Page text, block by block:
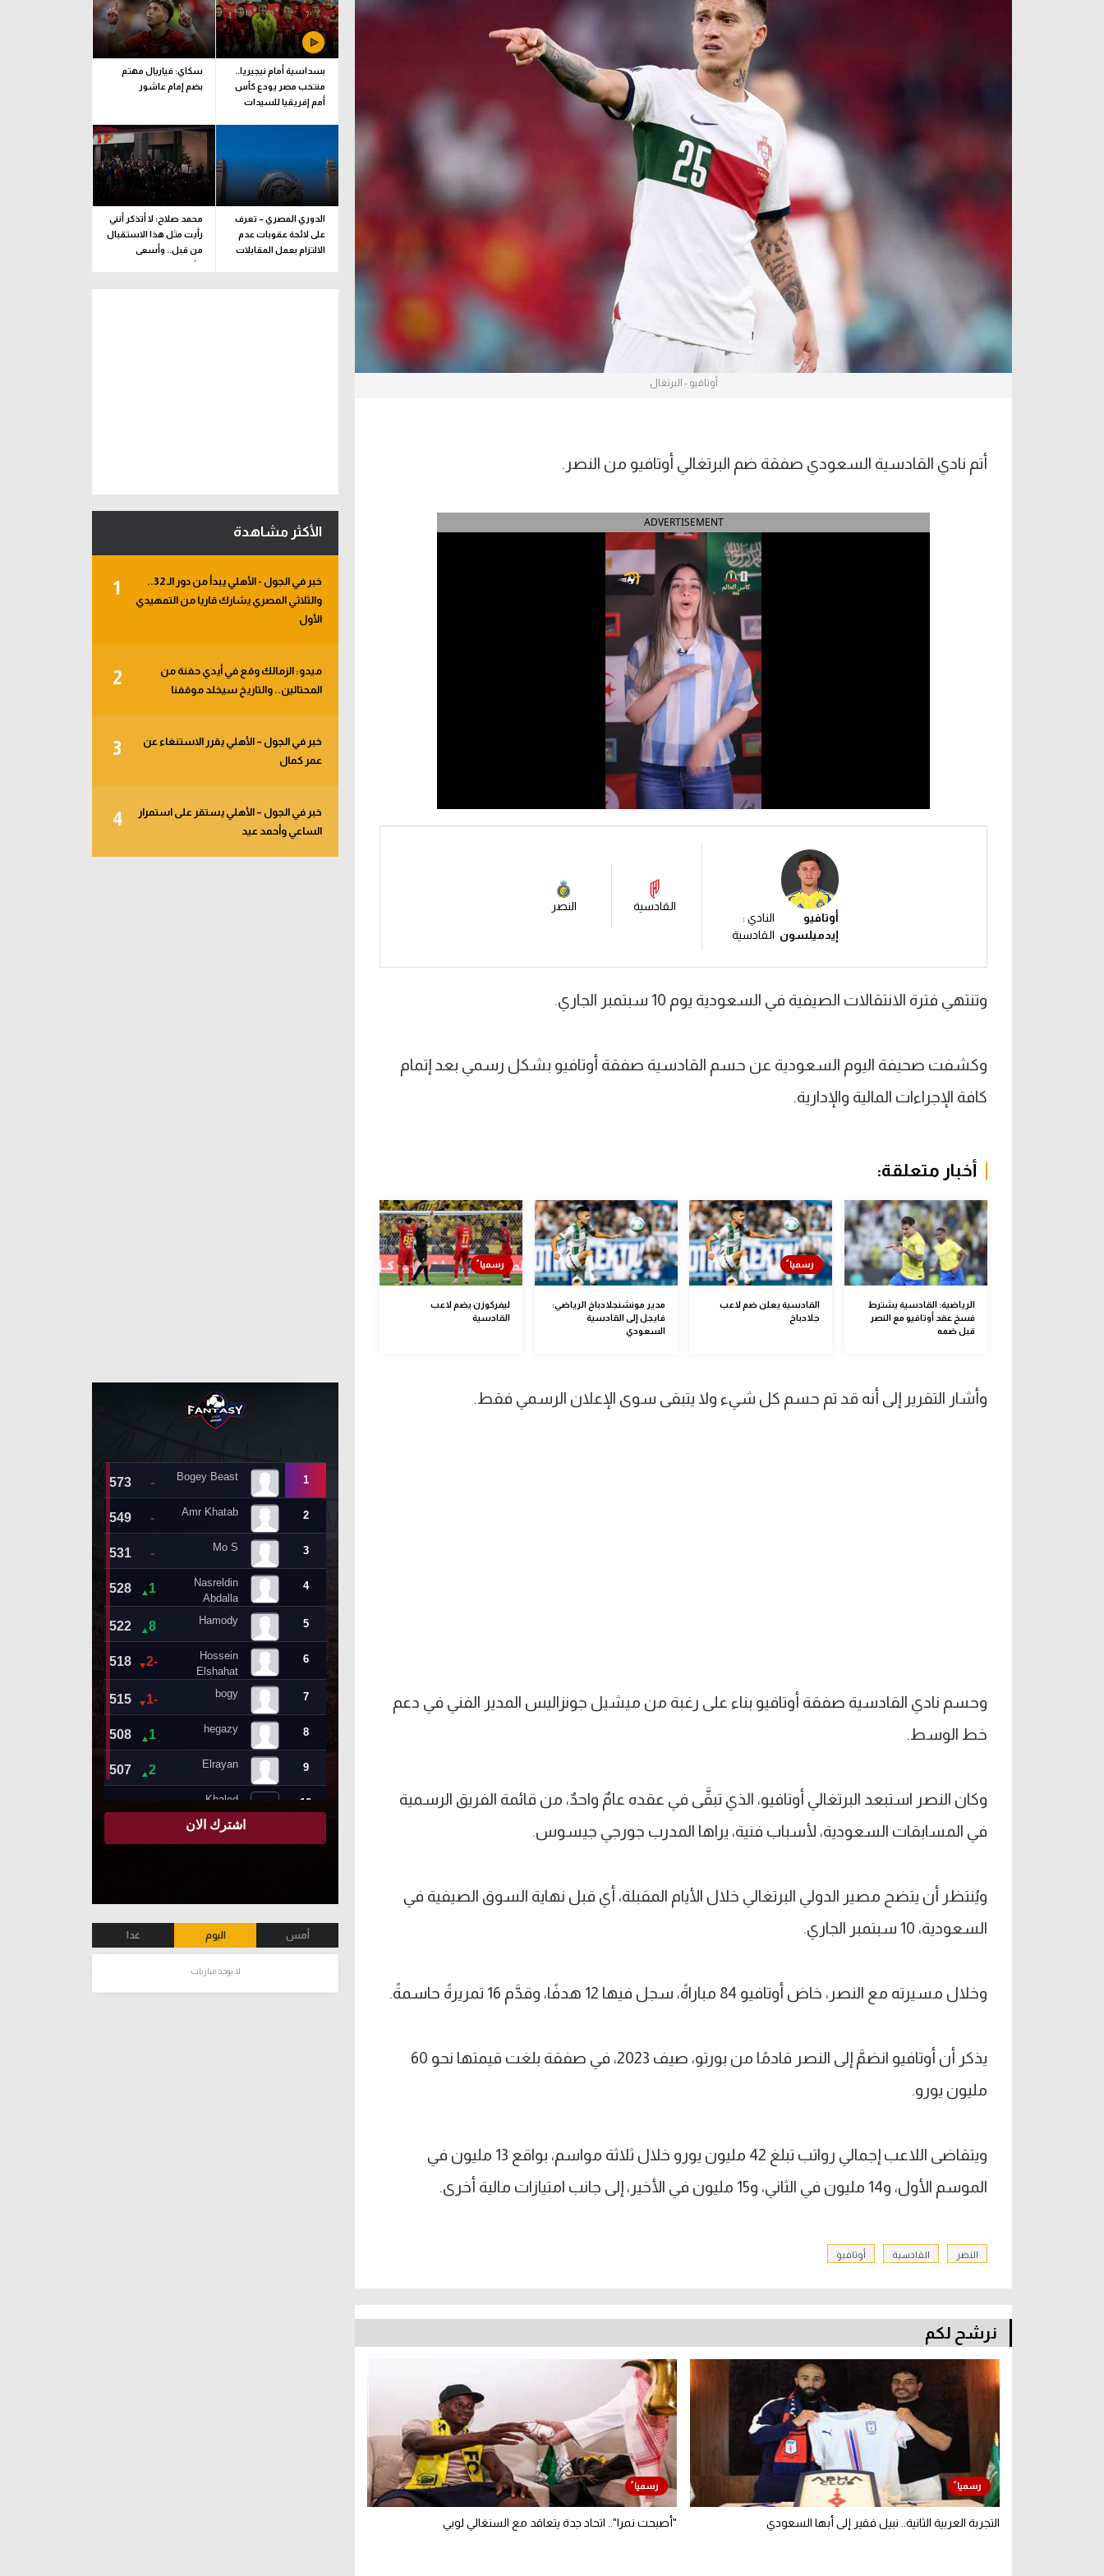
الدوري السعودي للمحترفين
دوري أبطال أوروبا
دوري أبطال إفريقيا
كل البطولات
القسم الثاني
رياضات أخرى
أوتافيو - البرتغال
أتم نادي القادسية السعودي صفقة ضم البرتغالي أوتافيو من النصر.
ADVERTISEMENT
أوتافيو
إيدميلسون
النادي :
القادسية
القادسية النصر
وتنتهي فترة الانتقالات الصيفية في السعودية يوم 10 سبتمبر الجاري.
وكشفت صحيفة اليوم السعودية عن حسم القادسية صفقة أوتافيو بشكل رسمي بعد إتمام
كافة الإجراءات المالية والإدارية.
أخبار متعلقة:
الرياضية: القادسية يشترط
فسخ عقد أوتافيو مع النصر
قبل ضمه
القادسية يعلن ضم لاعب
جلادباخ
مدير مونشنجلادباخ الرياضي:
فايجل إلى القادسية
السعودي
ليفركوزن يضم لاعب
القادسية
وأشار التقرير إلى أنه قد تم حسم كل شيء ولا يتبقى سوى الإعلان الرسمي فقط.
وحسم نادي القادسية صفقة أوتافيو بناء على رغبة من ميشيل جونزاليس المدير الفني في دعم
خط الوسط.
وكان النصر استبعد البرتغالي أوتافيو، الذي تبقَّى في عقده عامٌ واحدٌ، من قائمة الفريق الرسمية
في المسابقات السعودية، لأسباب فنية، يراها المدرب جورجي جيسوس.
ويُنتظر أن يتضح مصير الدولي البرتغالي خلال الأيام المقبلة، أي قبل نهاية السوق الصيفية في
السعودية، 10 سبتمبر الجاري.
وخلال مسيرته مع النصر، خاض أوتافيو 84 مباراةً، سجل فيها 12 هدفًا، وقدَّم 16 تمريرةً حاسمةً.
يذكر أن أوتافيو انضمَّ إلى النصر قادمًا من بورتو، صيف 2023، في صفقة بلغت قيمتها نحو 60
مليون يورو.
ويتقاضى اللاعب إجمالي رواتب تبلغ 42 مليون يورو خلال ثلاثة مواسم، بواقع 13 مليون في
الموسم الأول، و14 مليون في الثاني، و15 مليون في الأخير، إلى جانب امتيازات مالية أخرى.
النصر القادسية أوتافيو
نرشح لكم
التجربة العربية الثانية.. نبيل فقير إلى أبها السعودي "أصبحت نمرا".. اتحاد جدة يتعاقد مع السنغالي لوبي
بسداسية أمام نيجيريا..
منتخب مصر يودع كأس
أمم إفريقيا للسيدات
سكاي: فياريال مهتم
بضم إمام عاشور
الدوري المصري – تعرف
على لائحة عقوبات عدم
الالتزام بعمل المقابلات
محمد صلاح: لا أتذكر أنني
رأيت مثل هذا الاستقبال
من قبل.. وأسعى
للألقاب مع الفريق
الأكثر مشاهدة
1
خبر في الجول - الأهلي يبدأ من دور الـ 32..
والثلاثي المصري يشارك قاريا من التمهيدي
الأول
2
ميدو: الزمالك وقع في أيدي حفنة من
المحتالين.. والتاريخ سيخلد موقفنا
3
خبر في الجول – الأهلي يقرر الاستنغاء عن
عمر كمال
4
خبر في الجول – الأهلي يستقر على استمرار
الساعي وأحمد عيد
أمس اليوم غدا
لا يوجد مباريات